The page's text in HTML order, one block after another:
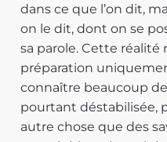
dans ce que l’on dit,
on le dit, dont on se
sa parole. Cette réalité
préparation
connaître beaucoup
pourtant déstabilisée,
autre chose que des